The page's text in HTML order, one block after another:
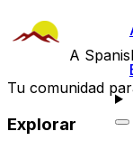
A
Tu comunidad
Explorar